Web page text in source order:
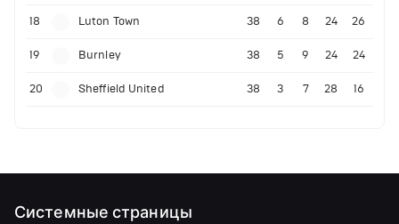
18 Luton Town 38 6 8 24 26
19 Burnley 38 5 9 24 24
20 Sheffield United 38 3 7 28 16
Системные страницы